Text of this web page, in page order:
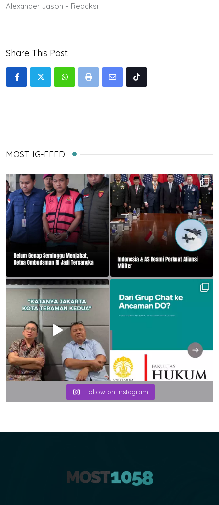
Alexander Jason – Redaksi
Share This Post:
WhatsappPrint
Share
Tiktok
MOST IG-FEED
Follow on Instagram